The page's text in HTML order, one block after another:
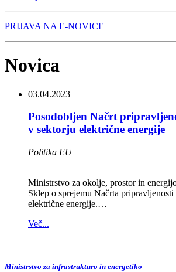
PRIJAVA NA E-NOVICE
Novica
03.04.2023
Posodobljen Načrt
v sektorju električne energije
Politika EU
Ministrstvo za okolje, prostor in
Sklep o sprejemu Načrta
električne energije.…
Več...
Ministrstvo za infrastrukturo in energetiko